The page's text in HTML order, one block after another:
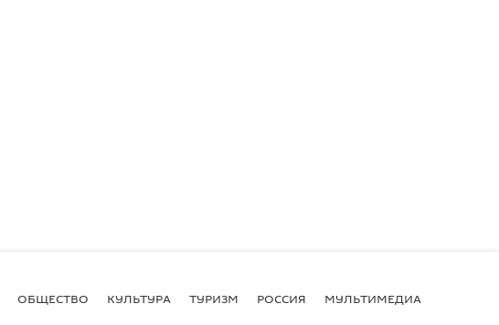
ОБЩЕСТВО КУЛЬТУРА ТУРИЗМ РОССИЯ МУЛЬТИМЕДИА